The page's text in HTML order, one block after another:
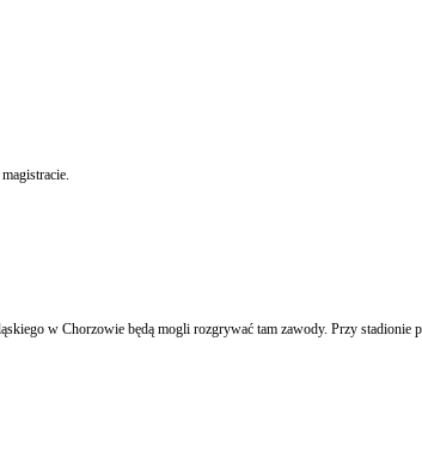
wydziałów poinformowano PAP w magistracie.
w Chorzowie będą mogli rozgrywać tam zawody. Przy stadionie